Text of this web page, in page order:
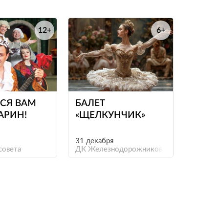
Маяковки
е
ВАМ
12+
е
БАЛЕТ
«ЩЕЛКУНЧИК»
31 декабря
ДК Железнодорожников
6+